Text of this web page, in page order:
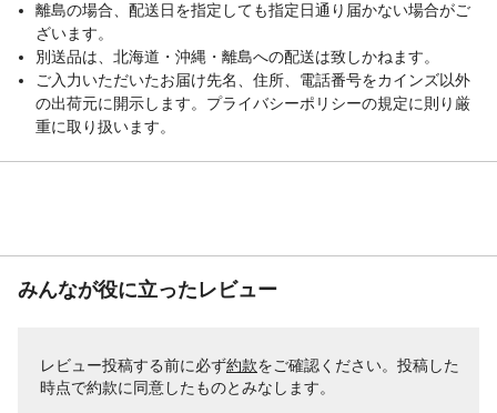
離島の場合、配送日を指定しても指定日通り届かない場合がご
ざいます。
別送品は、北海道・沖縄・離島への配送は致しかねます。
ご入力いただいたお届け先名、住所、電話番号をカインズ以外
の出荷元に開示します。プライバシーポリシーの規定に則り厳
重に取り扱います。
みんなが役に立ったレビュー
レビュー投稿する前に必ず約款をご確認ください。投稿した
時点で約款に同意したものとみなします。